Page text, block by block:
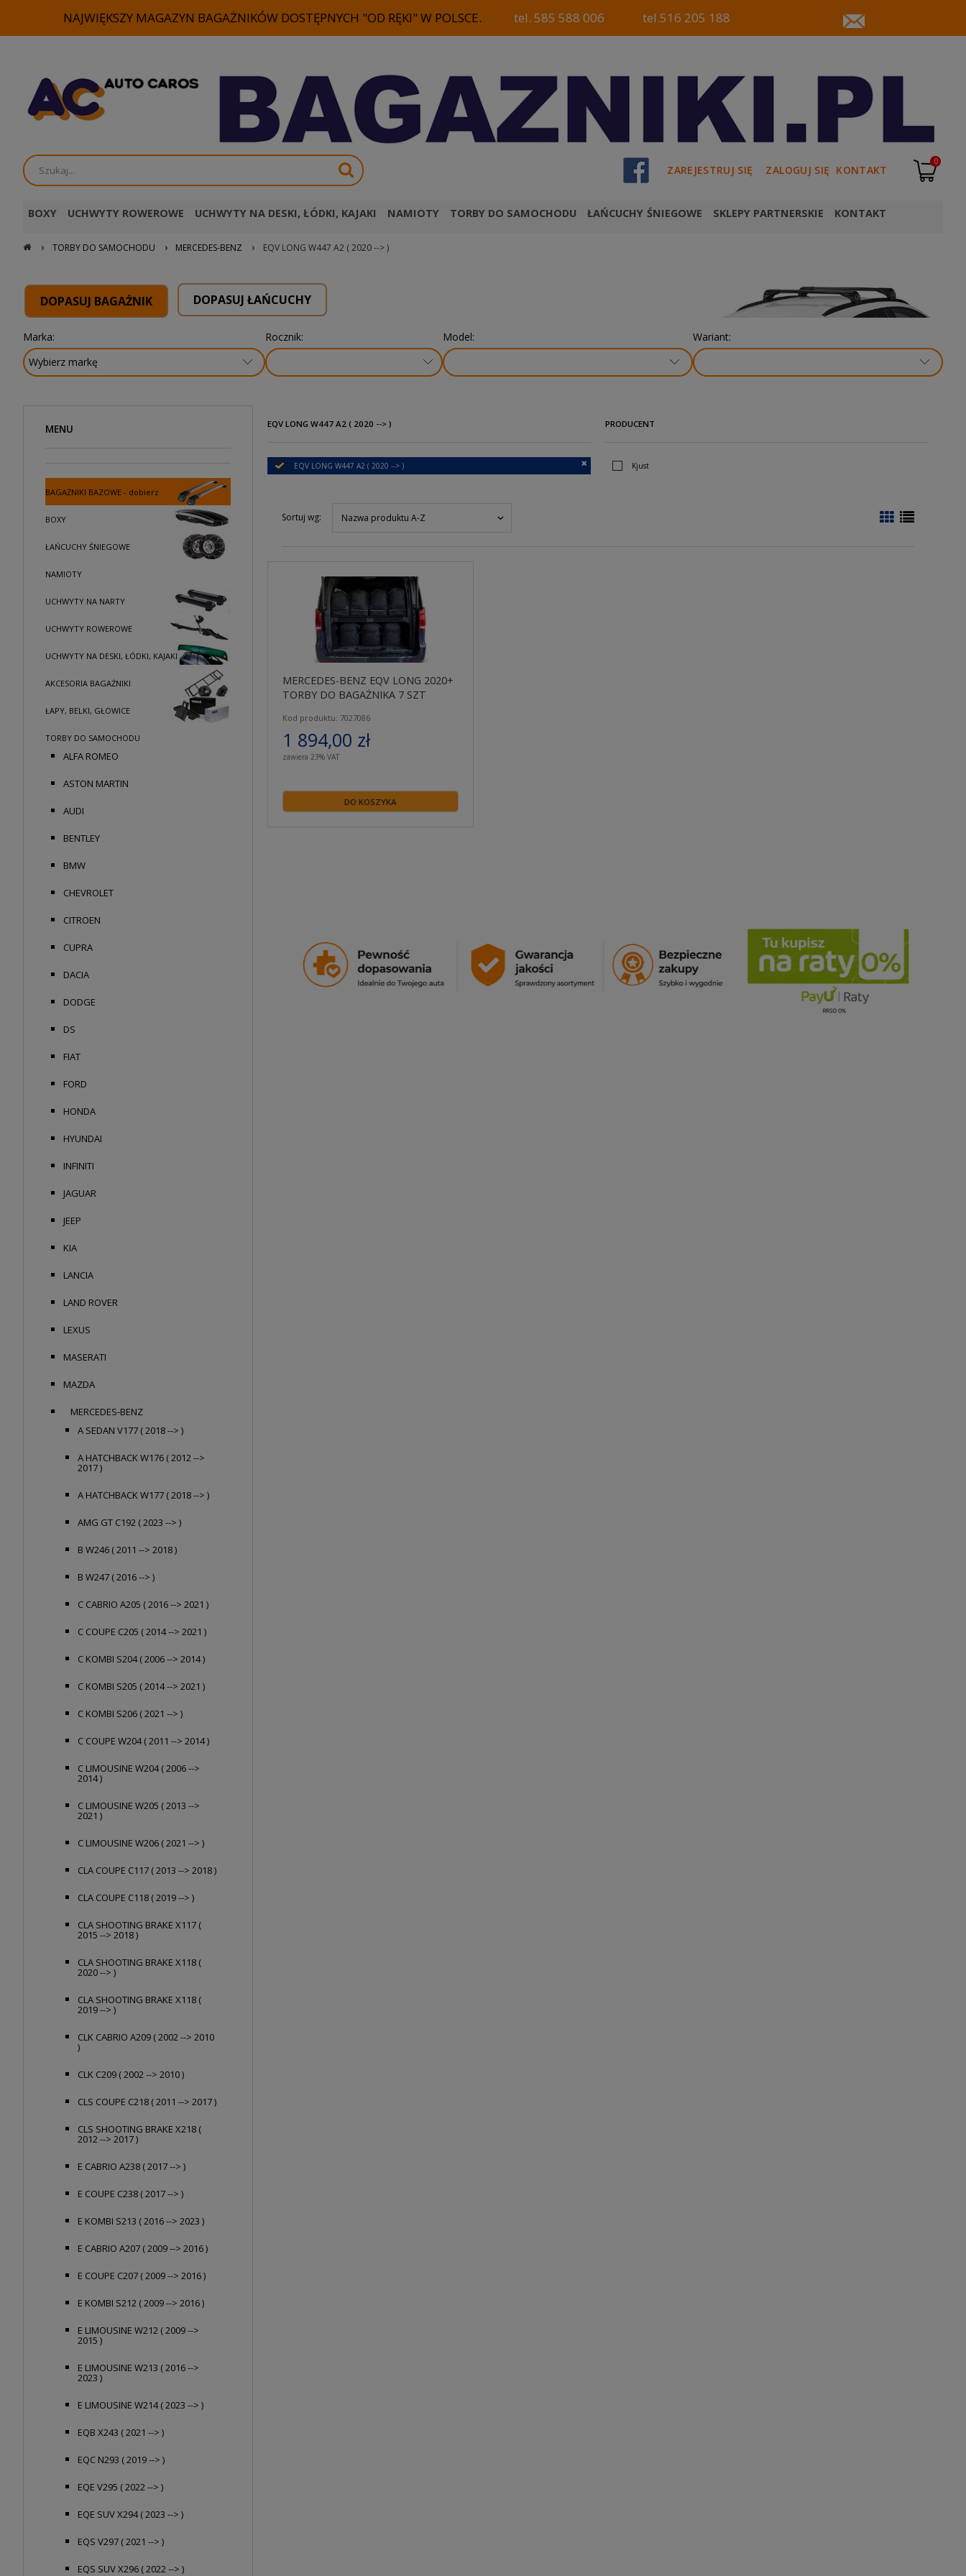
NAJWIĘKSZY MAGAZYN BAGAŻNIKÓW DOSTĘPNYCH "OD RĘKI" W POLSCE. tel. 585 588 006 tel.516 205 188
ZAREJESTRUJ SIĘ ZALOGUJ SIĘ KONTAKT
0
BOXY UCHWYTY ROWEROWE UCHWYTY NA DESKI, ŁÓDKI, KAJAKI NAMIOTY TORBY DO SAMOCHODU ŁAŃCUCHY ŚNIEGOWE SKLEPY PARTNERSKIE KONTAKT
› TORBY DO SAMOCHODU › MERCEDES-BENZ › EQV LONG W447 A2 ( 2020 --> )
DOPASUJ BAGAŻNIK DOPASUJ ŁAŃCUCHY
Marka: Rocznik: Model: Wariant:
MENU
BAGAŻNIKI BAZOWE - dobierz
BOXY
ŁAŃCUCHY ŚNIEGOWE
NAMIOTY
UCHWYTY NA NARTY
UCHWYTY ROWEROWE
UCHWYTY NA DESKI, ŁÓDKI, KAJAKI
AKCESORIA BAGAŻNIKI
ŁAPY, BELKI, GŁOWICE
TORBY DO SAMOCHODU
ALFA ROMEO
ASTON MARTIN
AUDI
BENTLEY
BMW
CHEVROLET
CITROEN
CUPRA
DACIA
DODGE
DS
FIAT
FORD
HONDA
HYUNDAI
INFINITI
JAGUAR
JEEP
KIA
LANCIA
LAND ROVER
LEXUS
MASERATI
MAZDA
MERCEDES-BENZ
A SEDAN V177 ( 2018 --> )
A HATCHBACK W176 ( 2012 -->
2017 )
A HATCHBACK W177 ( 2018 --> )
AMG GT C192 ( 2023 --> )
B W246 ( 2011 --> 2018 )
B W247 ( 2016 --> )
C CABRIO A205 ( 2016 --> 2021 )
C COUPE C205 ( 2014 --> 2021 )
C KOMBI S204 ( 2006 --> 2014 )
C KOMBI S205 ( 2014 --> 2021 )
C KOMBI S206 ( 2021 --> )
C COUPE W204 ( 2011 --> 2014 )
C LIMOUSINE W204 ( 2006 -->
2014 )
C LIMOUSINE W205 ( 2013 -->
2021 )
C LIMOUSINE W206 ( 2021 --> )
CLA COUPE C117 ( 2013 --> 2018 )
CLA COUPE C118 ( 2019 --> )
CLA SHOOTING BRAKE X117 (
2015 --> 2018 )
CLA SHOOTING BRAKE X118 (
2020 --> )
CLA SHOOTING BRAKE X118 (
2019 --> )
CLK CABRIO A209 ( 2002 --> 2010
)
CLK C209 ( 2002 --> 2010 )
CLS COUPE C218 ( 2011 --> 2017 )
CLS SHOOTING BRAKE X218 (
2012 --> 2017 )
E CABRIO A238 ( 2017 --> )
E COUPE C238 ( 2017 --> )
E KOMBI S213 ( 2016 --> 2023 )
E CABRIO A207 ( 2009 --> 2016 )
E COUPE C207 ( 2009 --> 2016 )
E KOMBI S212 ( 2009 --> 2016 )
E LIMOUSINE W212 ( 2009 -->
2015 )
E LIMOUSINE W213 ( 2016 -->
2023 )
E LIMOUSINE W214 ( 2023 --> )
EQB X243 ( 2021 --> )
EQC N293 ( 2019 --> )
EQE V295 ( 2022 --> )
EQE SUV X294 ( 2023 --> )
EQS V297 ( 2021 --> )
EQS SUV X296 ( 2022 --> )
EQV LONG W447 A2 ( 2020 --> )
EQV LONG W447 A2 ( 2020 --> )
PRODUCENT
Kjust
Sortuj wg: Nazwa produktu A-Z
MERCEDES-BENZ EQV LONG 2020+
TORBY DO BAGAŻNIKA 7 SZT
Kod produktu: 7027086
1 894,00 zł
zawiera 23% VAT
DO KOSZYKA